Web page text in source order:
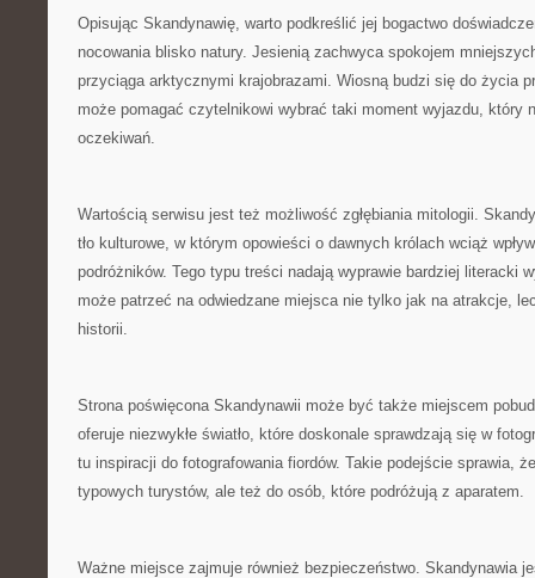
Opisując Skandynawię, warto podkreślić jej bogactwo
nocowania blisko natury. Jesienią zachwyca spokojem
przyciąga arktycznymi krajobrazami. Wiosną budzi się do życia
może pomagać czytelnikowi wybrać taki moment wyjazdu, który
oczekiwań.
Wartością serwisu jest też możliwość zgłębiania mitologii.
tło kulturowe, w którym opowieści o dawnych królach wciąż
podróżników. Tego typu treści nadają wyprawie bardziej literacki
może patrzeć na odwiedzane miejsca nie tylko jak na atrakcje,
historii.
Strona poświęcona Skandynawii może być także miejscem
oferuje niezwykłe światło, które doskonale sprawdzają się w
tu inspiracji do fotografowania fiordów. Takie podejście sprawia,
typowych turystów, ale też do osób, które podróżują z aparatem.
Ważne miejsce zajmuje również bezpieczeństwo. Skandynawia